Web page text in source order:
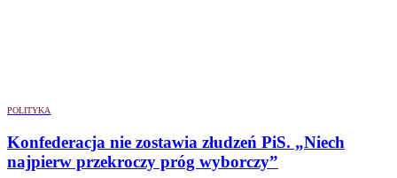
POLITYKA
Konfederacja nie zostawia złudzeń PiS. „Niech
najpierw przekroczy próg wyborczy”